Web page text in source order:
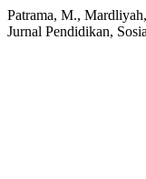
Patrama, M.,
Jurnal Pendidikan,